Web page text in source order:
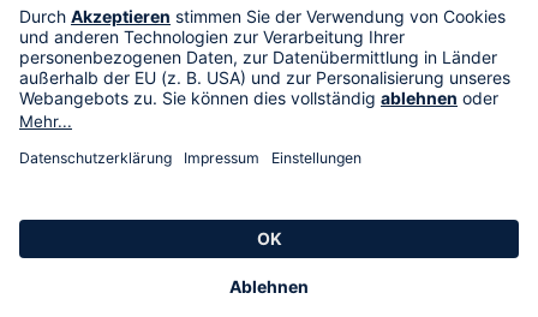
HSE International